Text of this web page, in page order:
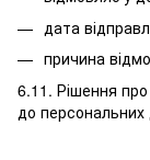
дата
причина
6.11. Рішення про
до